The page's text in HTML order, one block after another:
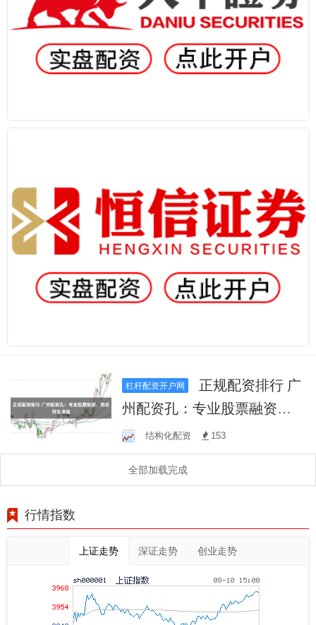
杠杆配资开户网
州配资孔：专业股票融资，
助您财富增值
结构化配资 153
全部加载完成
行情指数
上证走势 深证走势 创业走势